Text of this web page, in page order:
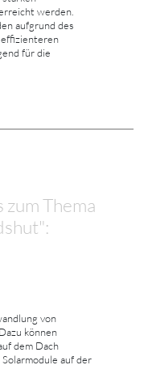
werden.
aufgrund des
für die
Thema
von
können
dem Dach
auf der